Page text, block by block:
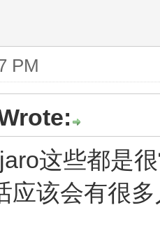
PM
这些都是
应该会有很